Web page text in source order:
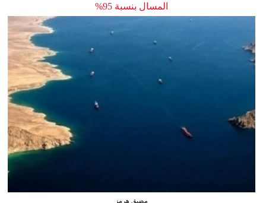
المسال بنسبة 95%
مضيق هرمز